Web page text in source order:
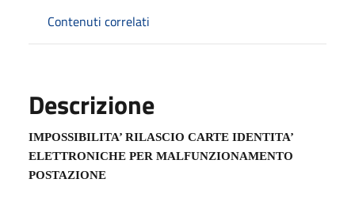
Contenuti correlati
Descrizione
IMPOSSIBILITA’ RILASCIO CARTE IDENTITA’
ELETTRONICHE PER MALFUNZIONAMENTO
POSTAZIONE